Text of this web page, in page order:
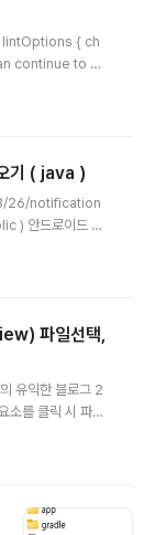
lintOptions { ch
continue to ch
기 ( java )
26/notification
안드로이드 노
스 형태의 컴포
에 다음과 같이
파일선택,
익한 블로그 2
소를 클릭 시 파일
는 기능은 아래
mFile